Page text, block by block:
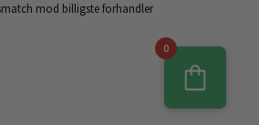
mod billigste forhandler
0